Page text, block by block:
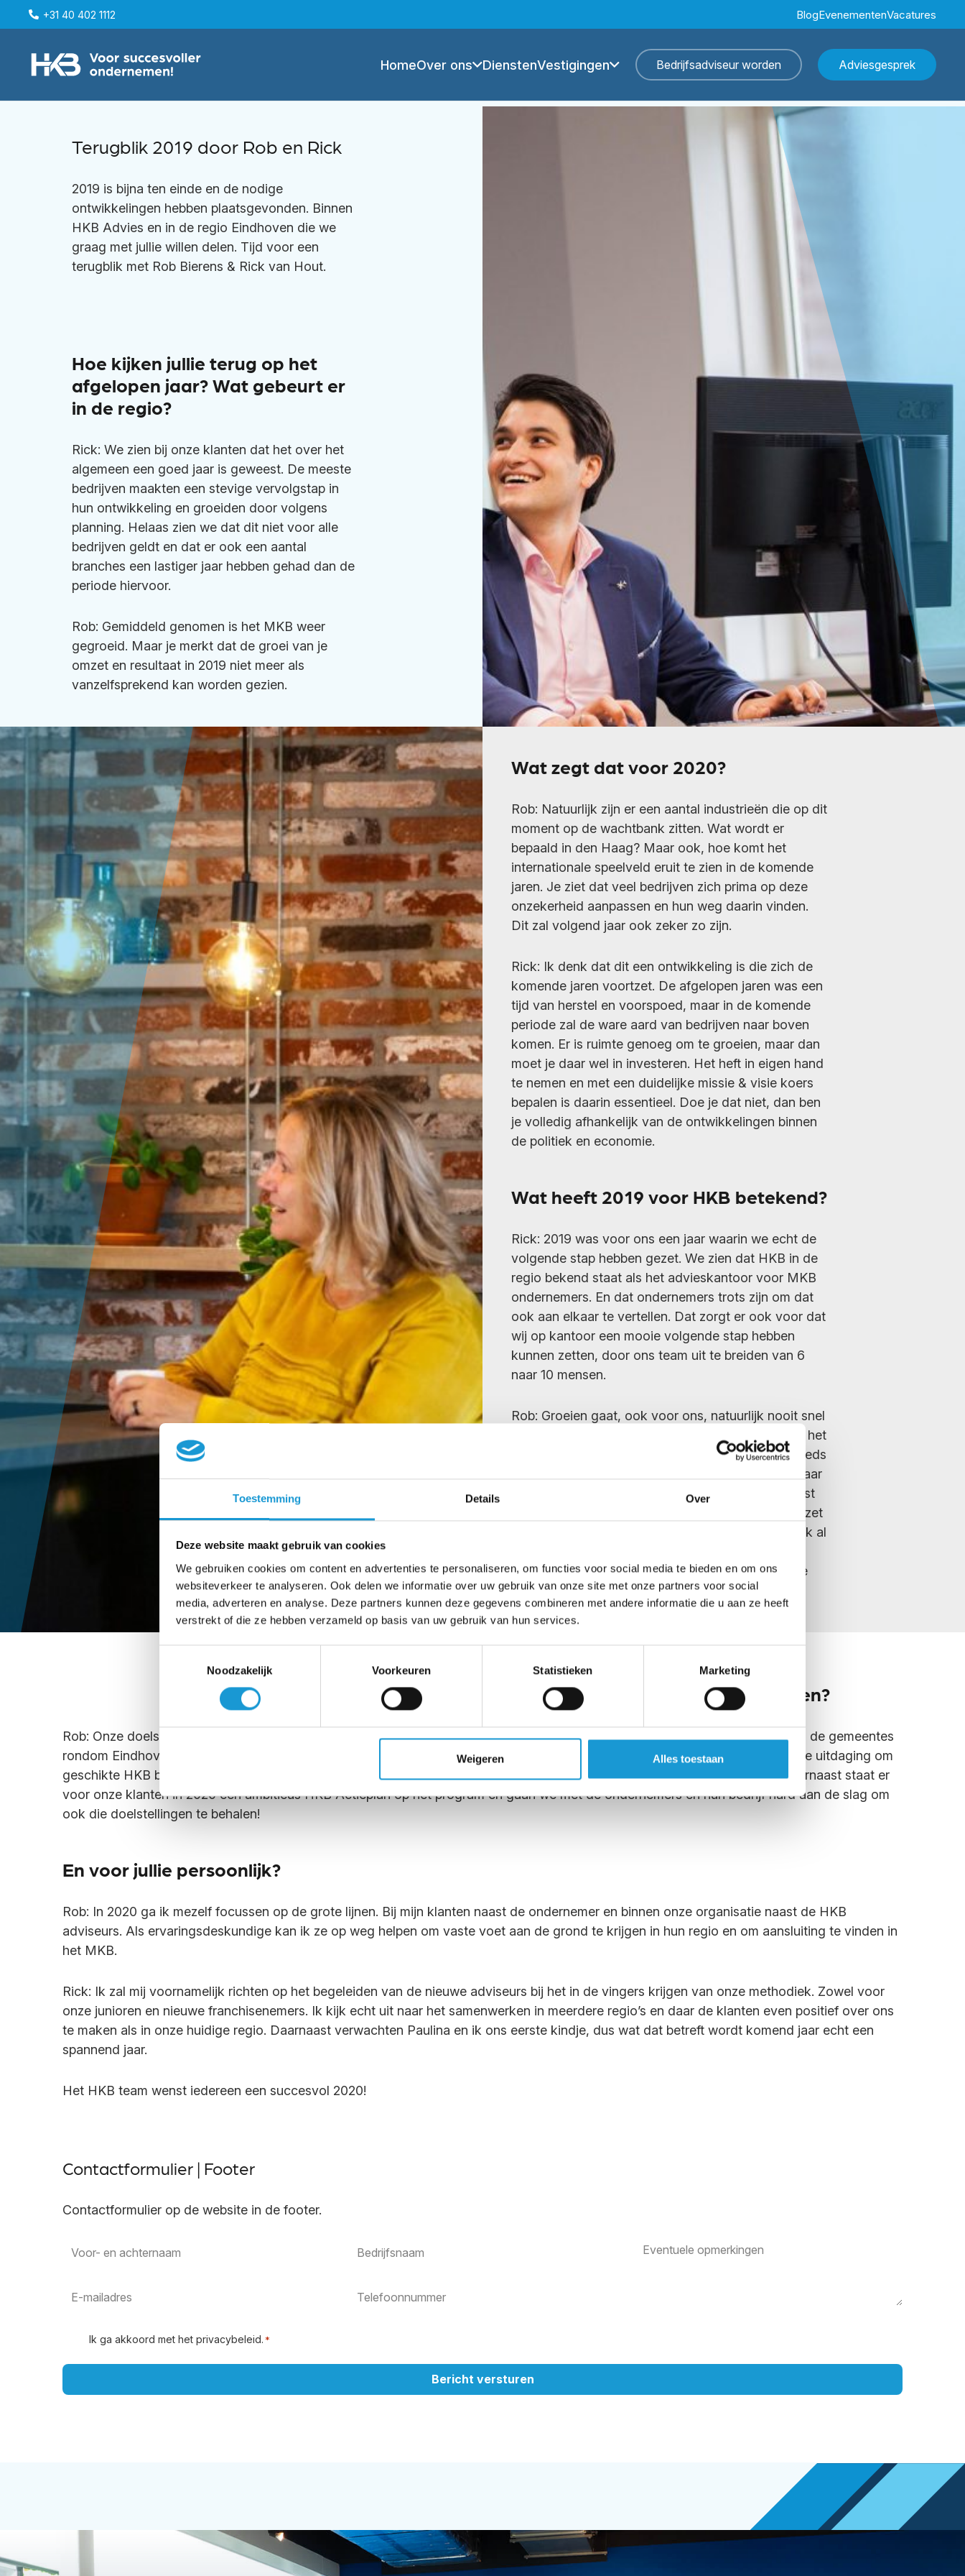
Toestemming Details Over
Deze website maakt gebruik van cookies
We gebruiken cookies om content en advertenties te personaliseren, om functies voor social media te bieden en om ons
websiteverkeer te analyseren. Ook delen we informatie over uw gebruik van onze site met onze partners voor social
media, adverteren en analyse. Deze partners kunnen deze gegevens combineren met andere informatie die u aan ze heeft
verstrekt of die ze hebben verzameld op basis van uw gebruik van hun services.
Noodzakelijk
Voorkeuren Statistieken Marketing
Weigeren Alles toestaan
+31 40 402 1112 BlogEvenementenVacatures
HomeOver ons DienstenVestigingen Bedrijfsadviseur worden Adviesgesprek
Terugblik 2019 door Rob en Rick
2019 is bijna ten einde en de nodige
ontwikkelingen hebben plaatsgevonden. Binnen
HKB Advies en in de regio Eindhoven die we
graag met jullie willen delen. Tijd voor een
terugblik met Rob Bierens & Rick van Hout.
Hoe kijken jullie terug op het
afgelopen jaar?Wat gebeurt er
in de regio?
Rick: We zien bij onze klanten dat het over het
algemeen een goed jaar is geweest. De meeste
bedrijven maakten een stevige vervolgstap in
hun ontwikkeling en groeiden door volgens
planning. Helaas zien we dat dit niet voor alle
bedrijven geldt en dat er ook een aantal
branches een lastiger jaar hebben gehad dan de
periode hiervoor.
Rob: Gemiddeld genomen is het MKB weer
gegroeid. Maar je merkt dat de groei van je
omzet en resultaat in 2019 niet meer als
vanzelfsprekend kan worden gezien.
Wat zegt dat voor 2020?
Rob: Natuurlijk zijn er een aantal industrieën die op dit
moment op de wachtbank zitten. Wat wordt er
bepaald in den Haag? Maar ook, hoe komt het
internationale speelveld eruit te zien in de komende
jaren. Je ziet dat veel bedrijven zich prima op deze
onzekerheid aanpassen en hun weg daarin vinden.
Dit zal volgend jaar ook zeker zo zijn.
Rick: Ik denk dat dit een ontwikkeling is die zich de
komende jaren voortzet. De afgelopen jaren was een
tijd van herstel en voorspoed, maar in de komende
periode zal de ware aard van bedrijven naar boven
komen. Er is ruimte genoeg om te groeien, maar dan
moet je daar wel in investeren. Het heft in eigen hand
te nemen en met een duidelijke missie & visie koers
bepalen is daarin essentieel. Doe je dat niet, dan ben
je volledig afhankelijk van de ontwikkelingen binnen
de politiek en economie.
Wat heeft 2019 voor HKB betekend?
Rick: 2019 was voor ons een jaar waarin we echt de
volgende stap hebben gezet. We zien dat HKB in de
regio bekend staat als het advieskantoor voor MKB
ondernemers. En dat ondernemers trots zijn om dat
ook aan elkaar te vertellen. Dat zorgt er ook voor dat
wij op kantoor een mooie volgende stap hebben
kunnen zetten, door ons team uit te breiden van 6
naar 10 mensen.
Rob: Groeien gaat, ook voor ons, natuurlijk nooit snel
genoeg. Maar het is wel heel mooi om te zien hoe het
bedrijf het afgelopen jaar is gegroeid en dat er steeds
meer goede dingen binnen het bedrijf gebeuren waar
ik zelf niet eens in betrokken hoef te zijn. Daarnaast
hebben we onze franchiseorganisatie op poten gezet
en nu deze bijna volledig staat, hebben we hier ook al
2019 was voor ons echt de volgende stap in onze
ontwikkeling.
En nu 2020? Wat staat HKB te wachten?
Rob: Onze doelstelling is om onze dienstverlening over een grotere regio aan te bieden. Het HKB Advies Franchise Concept in de gemeentes
rondom Eindhoven in de markt te zetten, waarbij deze worden geleid door ondernemende bedrijfsadviseurs. Voor ons wordt de uitdaging om
geschikte HKB bedrijfsadviseurs in die regio te binden en te begeleiden naar een succesvol HKB franchise advieskantoor Daarnaast staat er
voor onze klanten in 2020 een ambitieus HKB Actieplan op het program en gaan we met de ondernemers en hun bedrijf hard aan de slag om
ook die doelstellingen te behalen!
En voor jullie persoonlijk?
Rob: In 2020 ga ik mezelf focussen op de grote lijnen. Bij mijn klanten naast de ondernemer en binnen onze organisatie naast de HKB
adviseurs. Als ervaringsdeskundige kan ik ze op weg helpen om vaste voet aan de grond te krijgen in hun regio en om aansluiting te vinden in
het MKB.
Rick: Ik zal mij voornamelijk richten op het begeleiden van de nieuwe adviseurs bij het in de vingers krijgen van onze methodiek. Zowel voor
onze junioren en nieuwe franchisenemers. Ik kijk echt uit naar het samenwerken in meerdere regio’s en daar de klanten even positief over ons
te maken als in onze huidige regio. Daarnaast verwachten Paulina en ik ons eerste kindje, dus wat dat betreft wordt komend jaar echt een
spannend jaar.
Het HKB team wenst iedereen een succesvol 2020!
Contactformulier | Footer
Contactformulier op de website in de footer.
Ik ga akkoord met het privacybeleid. *